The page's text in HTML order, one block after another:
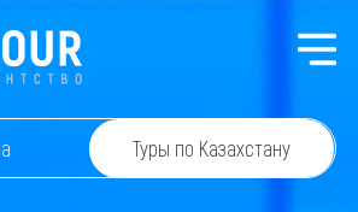
Туры по Казахстану